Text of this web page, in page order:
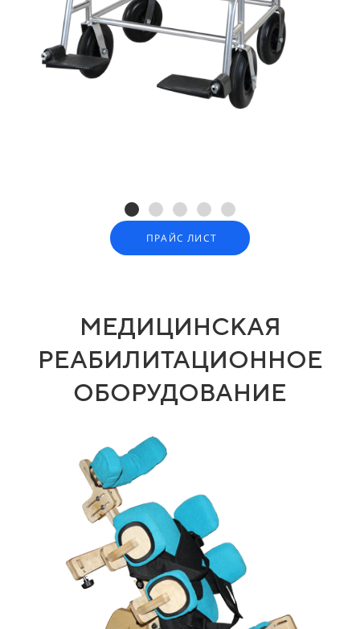
ПРАЙС ЛИСТ
МЕДИЦИНСКАЯ
РЕАБИЛИТАЦИОННОЕ
ОБОРУДОВАНИЕ